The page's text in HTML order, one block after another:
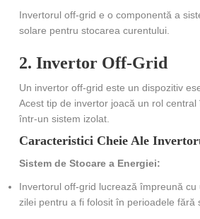
Invertorul off-grid e o componentă a
solare pentru stocarea curentului.
2. Invertor Off-Grid
Un invertor off-grid este un dispozitiv
Acest tip de invertor joacă un rol
într-un sistem izolat.
Caracteristici Cheie Ale
Sistem de Stocare a Energiei:
Invertorul off-grid lucrează împreună
zilei pentru a fi folosit în perioadele fără